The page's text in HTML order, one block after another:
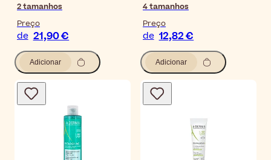
2tamanhos
Preço
de 21,90 €
Adicionar
4tamanhos
Preço
de 12,82 €
Adicionar